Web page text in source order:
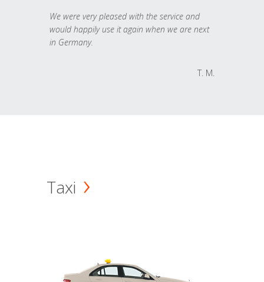
We were very pleased with the service and
would happily use it again when we are next
in Germany.
T. M.
Taxi